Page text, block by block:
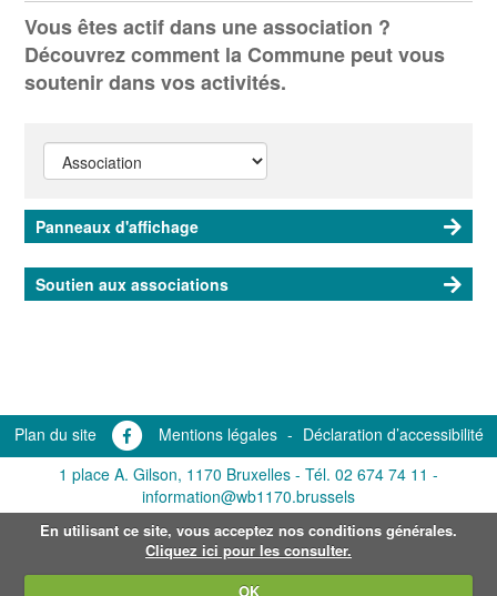
Vous êtes actif dans une association ?
Découvrez comment la Commune peut vous
soutenir dans vos activités.
Panneaux d'affichage
Soutien aux associations
Plan du site Mentions légales - Déclaration d’accessibilité
1 place A. Gilson, 1170 Bruxelles - Tél. 02 674 74 11 -
information@wb1170.brussels
En utilisant ce site, vous acceptez nos conditions générales.
Cliquez ici pour les consulter.
OK